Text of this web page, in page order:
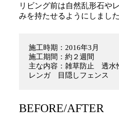
リビング前は自然乱形石や
みを持たせるようにしました
施工時期：2016年3月
施工期間：約２週間
主な内容：雑草防止 透
レンガ 目隠しフェンス
BEFORE/AFTER